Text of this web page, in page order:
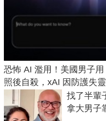
恐怖 AI 濫用！美國男子
照後自殺，xAI 因防護失
找了半輩
拿大男子